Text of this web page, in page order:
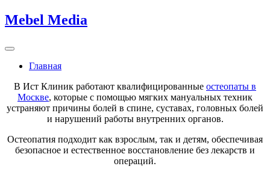
Skip
to
Mebel Media
Главная
В Ист Клиник работают квалифицированные остеопаты в
Москве, которые с помощью мягких мануальных техник
устраняют причины болей в спине, суставах, головных болей
и нарушений работы внутренних органов.
Остеопатия подходит как взрослым, так и детям, обеспечивая
безопасное и естественное восстановление без лекарств и
операций.